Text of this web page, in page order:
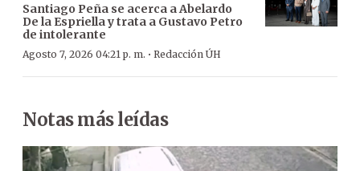
Santiago Peña se acerca a Abelardo
De la Espriella y trata a Gustavo Petro
de intolerante
Agosto 7, 2026 04:21 p. m. · Redacción ÚH
Notas más leídas